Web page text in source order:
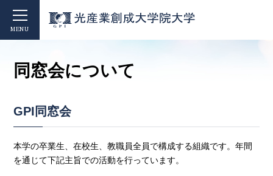
MENU
同窓会について
GPI同窓会
本学の卒業生、在校生、教職員全員で構成する組織です。年間
を通じて下記主旨での活動を行っています。